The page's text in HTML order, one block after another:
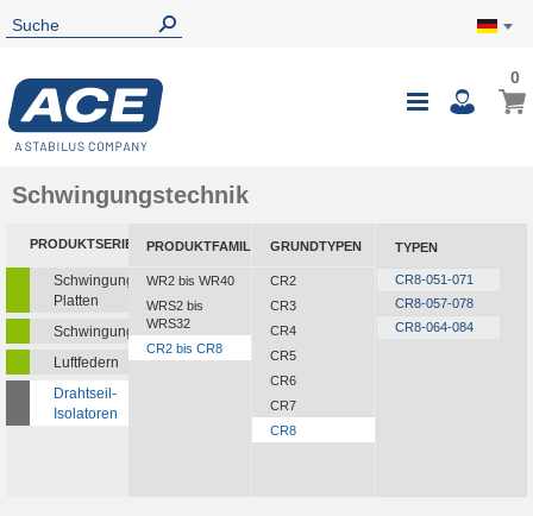
0
Schwingungstechnik
PRODUKTSERIEN
Schwingungsisolierende
Platten
Schwingungsdämpfer
Luftfedern
Drahtseil-
Isolatoren
PRODUKTFAMILIEN
WR2 bis WR40
WRS2 bis
WRS32
CR2 bis CR8
GRUNDTYPEN
CR2
CR3
CR4
CR5
CR6
CR7
CR8
TYPEN
CR8-051-071
CR8-057-078
CR8-064-084